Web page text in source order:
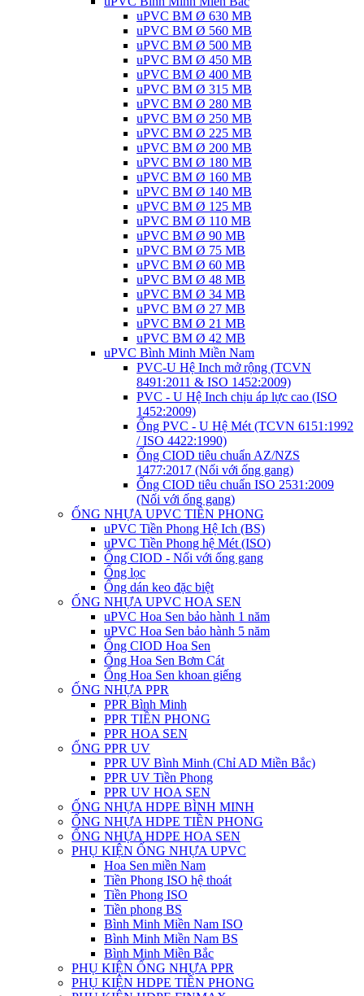
uPVC BM Ø 630 MB
uPVC BM Ø 560 MB
uPVC BM Ø 500 MB
uPVC BM Ø 450 MB
uPVC BM Ø 400 MB
uPVC BM Ø 315 MB
uPVC BM Ø 280 MB
uPVC BM Ø 250 MB
uPVC BM Ø 225 MB
uPVC BM Ø 200 MB
uPVC BM Ø 180 MB
uPVC BM Ø 160 MB
uPVC BM Ø 140 MB
uPVC BM Ø 125 MB
uPVC BM Ø 110 MB
uPVC BM Ø 90 MB
uPVC BM Ø 75 MB
uPVC BM Ø 60 MB
uPVC BM Ø 48 MB
uPVC BM Ø 34 MB
uPVC BM Ø 27 MB
uPVC BM Ø 21 MB
uPVC BM Ø 42 MB
uPVC Bình Minh Miền Nam
PVC-U Hệ Inch mở rộng (TCVN
8491:2011 & ISO 1452:2009)
PVC - U Hệ Inch chịu áp lực cao (ISO
1452:2009)
Ống PVC - U Hệ Mét (TCVN 6151:1992
/ ISO 4422:1990)
Ống CIOD tiêu chuẩn AZ/NZS
1477:2017 (Nối với ống gang)
Ống CIOD tiêu chuẩn ISO 2531:2009
(Nối với ống gang)
ỐNG NHỰA UPVC TIỀN PHONG
uPVC Tiền Phong Hệ Ich (BS)
uPVC Tiền Phong hệ Mét (ISO)
Ống CIOD - Nối với ống gang
Ống lọc
Ống dán keo đặc biệt
ỐNG NHỰA UPVC HOA SEN
uPVC Hoa Sen bảo hành 1 năm
uPVC Hoa Sen bảo hành 5 năm
Ống CIOD Hoa Sen
Ống Hoa Sen Bơm Cát
Ống Hoa Sen khoan giếng
ỐNG NHỰA PPR
PPR Bình Minh
PPR TIỀN PHONG
PPR HOA SEN
ỐNG PPR UV
PPR UV Bình Minh (Chỉ AD Miền Bắc)
PPR UV Tiền Phong
PPR UV HOA SEN
ỐNG NHỰA HDPE BÌNH MINH
ỐNG NHỰA HDPE TIỀN PHONG
ỐNG NHỰA HDPE HOA SEN
PHỤ KIỆN ỐNG NHỰA UPVC
Hoa Sen miền Nam
Tiền Phong ISO hệ thoát
Tiền Phong ISO
Tiền phong BS
Bình Minh Miền Nam ISO
Bình Minh Miền Nam BS
Bình Minh Miền Bắc
PHỤ KIỆN ỐNG NHỰA PPR
PHỤ KIỆN HDPE TIỀN PHONG